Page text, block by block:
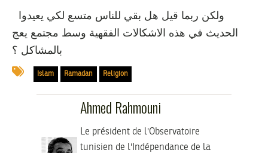
الحديث في هذه الاشكالات الفقهية وسط مجتمع يعج
بالمشاكل ؟
Islam Ramadan Religion
Ahmed Rahmouni
Le président de l'Observatoire
tunisien de l'Indépendance de la